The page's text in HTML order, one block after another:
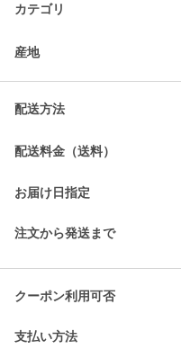
カテゴリ
産地
配送方法
配送料金（送料）
お届け日指定
注文から発送まで
クーポン利用可否
支払い方法